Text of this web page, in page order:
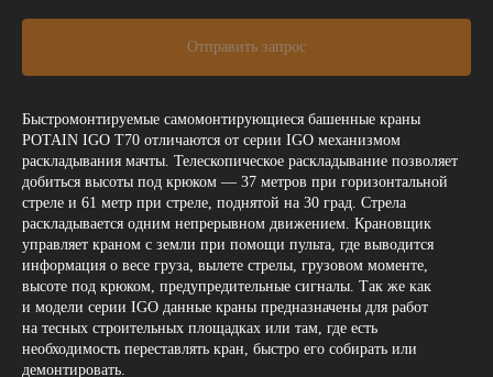
Отправить запрос
Быстромонтируемые самомонтирующиеся башенные краны
POTAIN IGO T70 отличаются от серии IGO механизмом
раскладывания мачты. Телескопическое раскладывание позволяет
добиться высоты под крюком — 37 метров при горизонтальной
стреле и 61 метр при стреле, поднятой на 30 град. Стрела
раскладывается одним непрерывном движением. Крановщик
управляет краном с земли при помощи пульта, где выводится
информация о весе груза, вылете стрелы, грузовом моменте,
высоте под крюком, предупредительные сигналы. Так же как
и модели серии IGO данные краны предназначены для работ
на тесных строительных площадках или там, где есть
необходимость переставлять кран, быстро его собирать или
демонтировать.